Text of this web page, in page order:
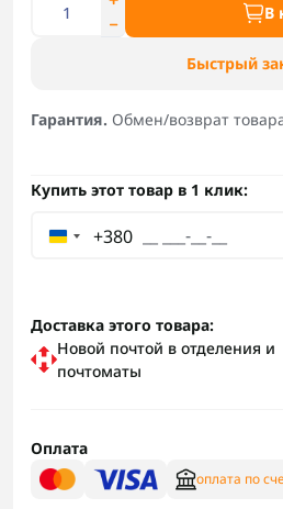
В
Быстрый
Гарантия. Обмен/возврат
Купить этот товар в 1 клик:
+380
Доставка этого товара:
Новой почтой в отделения и
почтоматы
Оплата
оплата по